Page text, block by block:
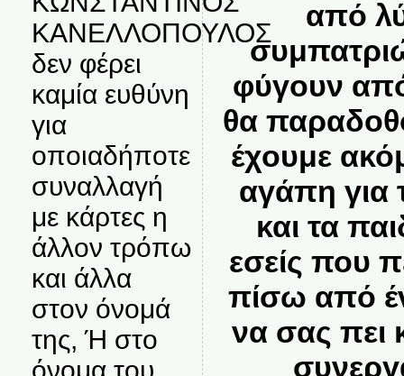
ΚΑΝΕΛΛΟΠΟΥΛΟΣ
δεν φέρει
καμία ευθύνη
για
οποιαδήποτε
συναλλαγή
με κάρτες η
άλλον τρόπω
και άλλα
στον όνομά
της, Ή στο
από
φύγουν
θα
έχουμε
αγάπη για
και τα
εσείς που
πίσω από
να σας πει